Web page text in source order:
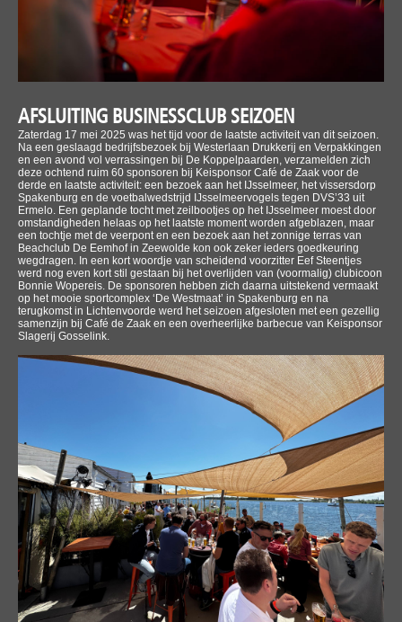
AFSLUITING BUSINESSCLUB SEIZOEN
Zaterdag 17 mei 2025 was het tijd voor de laatste activiteit van dit seizoen.
Na een geslaagd bedrijfsbezoek bij Westerlaan Drukkerij en Verpakkingen
en een avond vol verrassingen bij De Koppelpaarden, verzamelden zich
deze ochtend ruim 60 sponsoren bij Keisponsor Café de Zaak voor de
derde en laatste activiteit: een bezoek aan het IJsselmeer, het vissersdorp
Spakenburg en de voetbalwedstrijd IJsselmeervogels tegen DVS’33 uit
Ermelo. Een geplande tocht met zeilbootjes op het IJsselmeer moest door
omstandigheden helaas op het laatste moment worden afgeblazen, maar
een tochtje met de veerpont en een bezoek aan het zonnige terras van
Beachclub De Eemhof in Zeewolde kon ook zeker ieders goedkeuring
wegdragen. In een kort woordje van scheidend voorzitter Eef Steentjes
werd nog even kort stil gestaan bij het overlijden van (voormalig) clubicoon
Bonnie Wopereis. De sponsoren hebben zich daarna uitstekend vermaakt
op het mooie sportcomplex ‘De Westmaat’ in Spakenburg en na
terugkomst in Lichtenvoorde werd het seizoen afgesloten met een gezellig
samenzijn bij Café de Zaak en een overheerlijke barbecue van Keisponsor
Slagerij Gosselink.